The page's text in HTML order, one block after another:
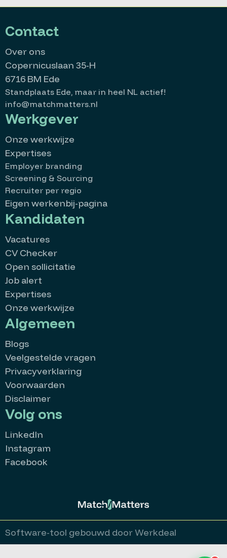
Kan ik je ergens mee helpen?
Stuur een whatsappje
Contact
Over ons
Copernicuslaan 35-H
6716 BM Ede
Standplaats Ede, maar in heel NL actief!
info@matchmatters.nl
Werkgever
Onze werkwijze
Expertises
Employer branding
Screening & Sourcing
Recruiter per regio
Eigen werkenbij-pagina
Kandidaten
Vacatures
CV Checker
Open sollicitatie
Job alert
Expertises
Onze werkwijze
Algemeen
Blogs
Veelgestelde vragen
Privacyverklaring
Voorwaarden
Disclaimer
Volg ons
LinkedIn
Instagram
Facebook
Software-tool gebouwd door Werkdeal